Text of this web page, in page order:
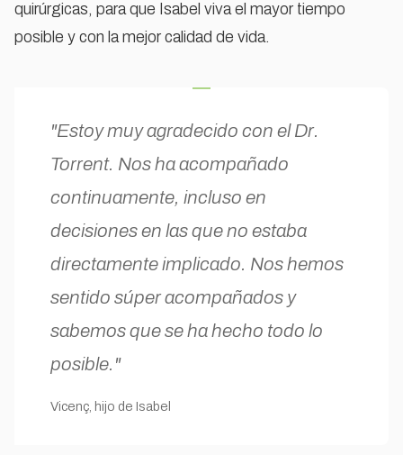
quirúrgicas, para que Isabel viva el mayor tiempo
posible y con la mejor calidad de vida.
"Estoy muy agradecido con el Dr.
Torrent. Nos ha acompañado
continuamente, incluso en
decisiones en las que no estaba
directamente implicado. Nos hemos
sentido súper acompañados y
sabemos que se ha hecho todo lo
posible."
Vicenç, hijo de Isabel